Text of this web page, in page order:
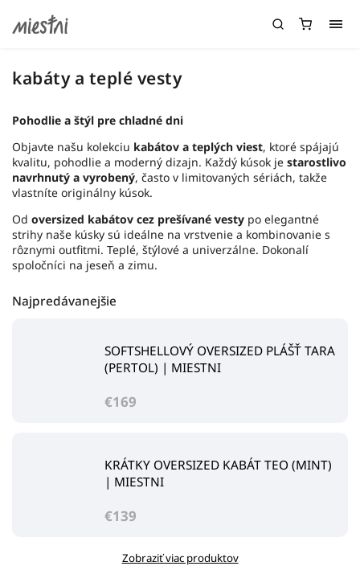
kabáty a teplé vesty
Pohodlie a štýl pre chladné dni
Objavte našu kolekciu kabátov a teplých viest, ktoré spájajú
kvalitu, pohodlie a moderný dizajn. Každý kúsok je starostlivo
navrhnutý a vyrobený, často v limitovaných sériách, takže
vlastníte originálny kúsok.
Od oversized kabátov cez prešívané vesty po elegantné
strihy naše kúsky sú ideálne na vrstvenie a kombinovanie s
rôznymi outfitmi. Teplé, štýlové a univerzálne. Dokonalí
spoločníci na jeseň a zimu.
Najpredávanejšie
SOFTSHELLOVÝ OVERSIZED PLÁŠŤ TARA
(PERTOL) | MIESTNI
€169
KRÁTKY OVERSIZED KABÁT TEO (MINT)
| MIESTNI
€139
Zobraziť viac produktov